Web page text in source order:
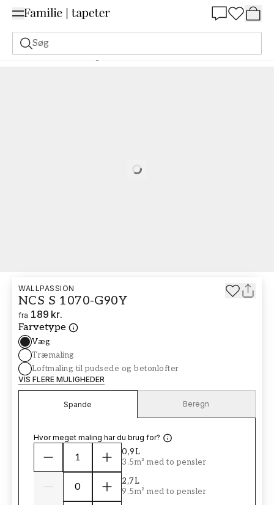
Søg
Malerfarve Bestilling Udfra NCS Bestil efter NCS 1070-G90Y
Loading…
WALLPASSION
NCS S 1070-G90Y
fra 189 kr.
Farvetype
Væg
Træmaling
Loftmaling til pudsede og betonlofter
VIS FLERE MULIGHEDER
Spande Beregn
Hvor meget maling har du brug for?
0,9L
3.5m² med to pensler
2,7L
9.5m² med to pensler